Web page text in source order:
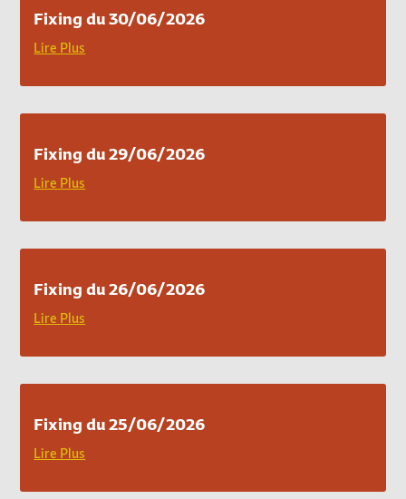
Fixing du 30/06/2026
Lire Plus
Fixing du 29/06/2026
Lire Plus
Fixing du 26/06/2026
Lire Plus
Fixing du 25/06/2026
Lire Plus